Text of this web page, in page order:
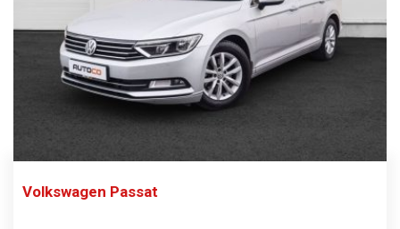
Volkswagen Passat